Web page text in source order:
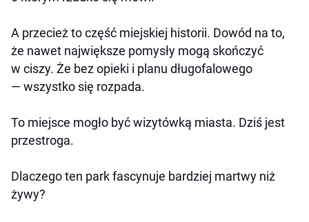
A przecież to część miejskiej historii. Dowód na to,
że nawet największe pomysły mogą skończyć
w ciszy. Że bez opieki i planu długofalowego
— wszystko się rozpada.
To miejsce mogło być wizytówką miasta. Dziś jest
przestroga.
Dlaczego ten park fascynuje bardziej martwy niż
żywy?